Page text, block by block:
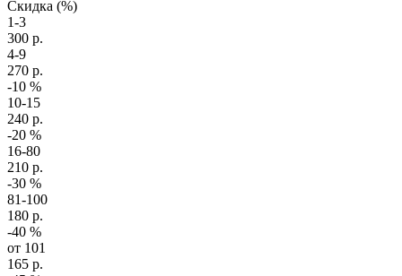
Скидка (%)
1-3
300 р.
4-9
270 р.
-10 %
10-15
240 р.
-20 %
16-80
210 р.
-30 %
81-100
180 р.
-40 %
от 101
165 р.